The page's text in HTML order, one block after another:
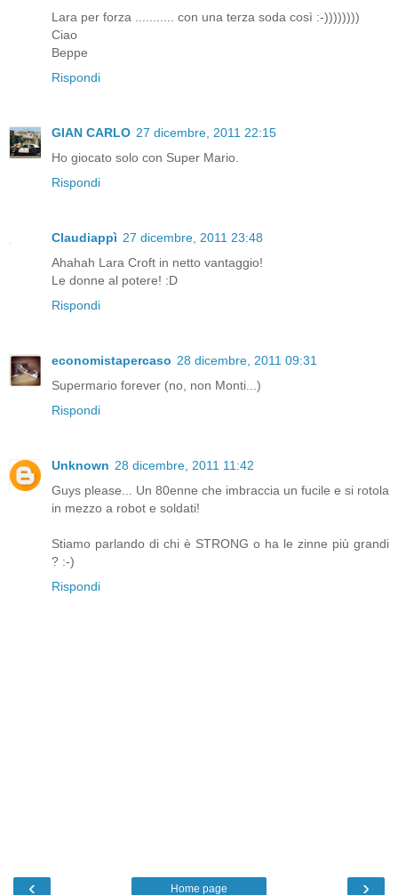
Lara per forza ........... con una terza soda così :-))))))))
Ciao
Beppe
Rispondi
GIAN CARLO 27 dicembre, 2011 22:15
Ho giocato solo con Super Mario.
Rispondi
Claudiappì 27 dicembre, 2011 23:48
Ahahah Lara Croft in netto vantaggio!
Le donne al potere! :D
Rispondi
economistapercaso 28 dicembre, 2011 09:31
Supermario forever (no, non Monti...)
Rispondi
Unknown 28 dicembre, 2011 11:42
Guys please... Un 80enne che imbraccia un fucile e si rotola
in mezzo a robot e soldati!
Stiamo parlando di chi è STRONG o ha le zinne più grandi
? :-)
Rispondi
‹ ›
Home page